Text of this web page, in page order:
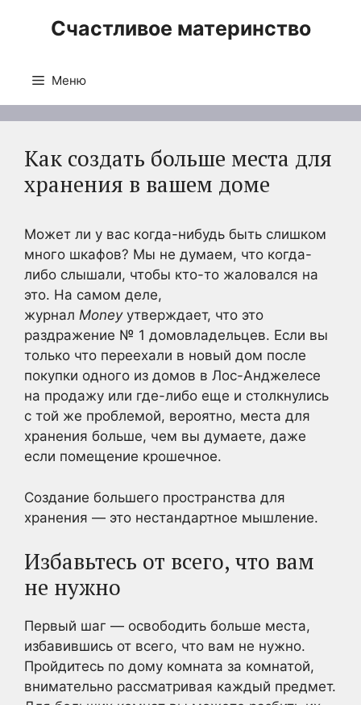
Счастливое материнство
Меню
Как создать больше места для
хранения в вашем доме
Может ли у вас когда-нибудь быть слишком
много шкафов? Мы не думаем, что когда-
либо слышали, чтобы кто-то жаловался на
это. На самом деле,
журнал Moneyутверждает, что это
раздражение № 1 домовладельцев. Если вы
только что переехали в новый дом после
покупки одного из домов в Лос-Анджелесе
на продажу или где-либо еще и столкнулись
с той же проблемой, вероятно, места для
хранения больше, чем вы думаете, даже
если помещение крошечное.
Создание большего пространства для
хранения — это нестандартное мышление.
Избавьтесь от всего, что вам
не нужно
Первый шаг — освободить больше места,
избавившись от всего, что вам не нужно.
Пройдитесь по дому комната за комнатой,
внимательно рассматривая каждый предмет.